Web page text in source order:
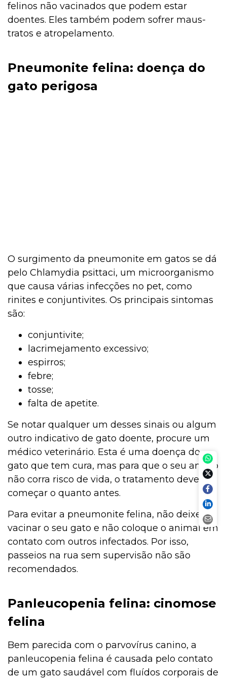
felinos não vacinados que podem estar
doentes. Eles também podem sofrer maus-
tratos e atropelamento.
Pneumonite felina: doença do
gato perigosa
O surgimento da pneumonite em gatos se dá
pelo Chlamydia psittaci, um microorganismo
que causa várias infecções no pet, como
rinites e conjuntivites. Os principais sintomas
são:
conjuntivite;
lacrimejamento excessivo;
espirros;
febre;
tosse;
falta de apetite.
Se notar qualquer um desses sinais ou algum
outro indicativo de gato doente, procure um
médico veterinário. Esta é uma doença do
gato que tem cura, mas para que o seu amigo
não corra risco de vida, o tratamento deve
começar o quanto antes.
Para evitar a pneumonite felina, não deixe de
vacinar o seu gato e não coloque o animal em
contato com outros infectados. Por isso,
passeios na rua sem supervisão não são
recomendados.
Panleucopenia felina: cinomose
felina
Bem parecida com o parvovírus canino, a
panleucopenia felina é causada pelo contato
de um gato saudável com fluídos corporais de